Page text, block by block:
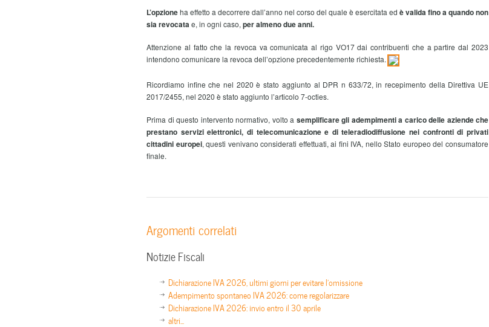
L’opzioneha effetto a decorrere dall’anno nel corso del quale è esercitata ed è valida fino a quando non
sia revocatae, in ogni caso, per almeno due anni.
Attenzione al fatto che la revoca va comunicata al rigo VO17 dai contribuenti che a partire dal 2023
intendono comunicare la revoca dell’opzione precedentemente richiesta.
Ricordiamo infine che nel 2020 è stato aggiunto al DPR n 633/72, in recepimento della Direttiva UE
2017/2455, nel 2020 è stato aggiunto l’articolo 7-octies.
Prima di questo intervento normativo, volto a semplificare gli adempimentia carico delle aziende che
prestano servizi elettronici, di telecomunicazione e di teleradiodiffusione nei confronti di privati
cittadini europei, questi venivano considerati effettuati, ai fini IVA, nello Stato europeo del consumatore
finale.
Argomenti correlati
Notizie Fiscali
Dichiarazione IVA 2026, ultimi giorni per evitare l’omissione
Adempimento spontaneo IVA 2026: come regolarizzare
Dichiarazione IVA 2026: invio entro il 30 aprile
altri...